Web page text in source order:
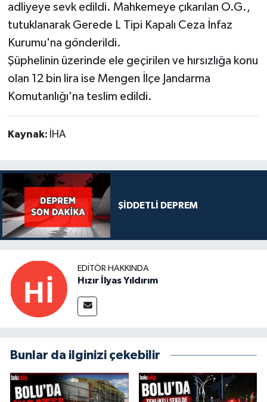
adliyeye sevk edildi. Mahkemeye çıkarılan O.G.,
tutuklanarak Gerede L Tipi Kapalı Ceza İnfaz
Kurumu'na gönderildi.
Şüphelinin üzerinde ele geçirilen ve hırsızlığa konu
olan 12 bin lira ise Mengen İlçe Jandarma
Komutanlığı'na teslim edildi.
Kaynak: İHA
ŞİDDETLİ DEPREM
EDITÖR HAKKINDA
Hızır İlyas Yıldırım
Bunlar da ilginizi çekebilir